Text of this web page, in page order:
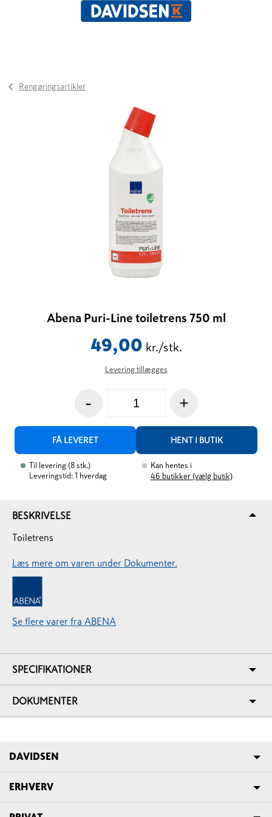
Rengøringsartikler
Abena Puri-Line toiletrens 750 ml
49,00 kr./stk.
Levering tillægges
- +
FÅ LEVERET HENT I BUTIK
Til levering (8 stk.)
Leveringstid: 1 hverdag
Kan hentes i
46 butikker (vælg butik)
BESKRIVELSE
Toiletrens
Læs mere om varen under Dokumenter.
Se flere varer fra ABENA
SPECIFIKATIONER
DOKUMENTER
DAVIDSEN
ERHVERV